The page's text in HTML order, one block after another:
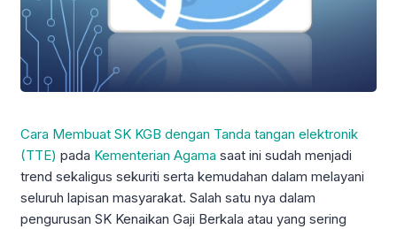
Cara Membuat SK KGB dengan Tanda tangan elektronik
(TTE) pada Kementerian Agama saat ini sudah menjadi
trend sekaligus sekuriti serta kemudahan dalam melayani
seluruh lapisan masyarakat. Salah satu nya dalam
pengurusan SK Kenaikan Gaji Berkala atau yang sering